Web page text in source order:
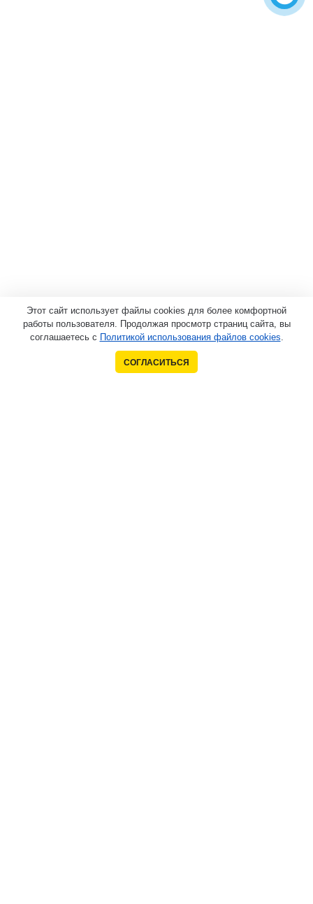
Этот сайт использует файлы cookies для более комфортной
работы пользователя. Продолжая просмотр страниц сайта, вы
соглашаетесь с Политикой использования файлов cookies.
СОГЛАСИТЬСЯ